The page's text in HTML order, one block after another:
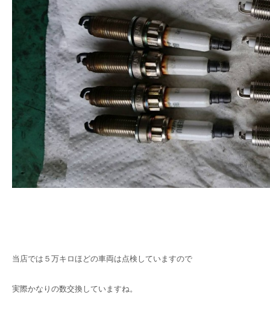
当店では５万キロほどの車両は点検していますので
実際かなりの数交換していますね。